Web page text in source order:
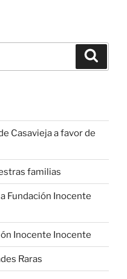
Casavieja a favor de
familias
Fundación Inocente
Inocente Inocente
Raras